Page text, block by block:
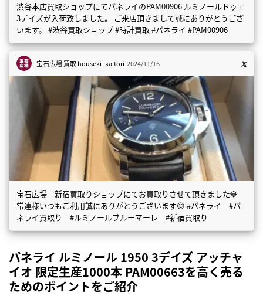
渋谷本店買取ショップにてパネライのPAM00906 ルミノールドゥエ
3デイズが入荷致しました。 ご来店頂きまして誠にありがとうござ
います。 #渋谷買取ショップ #時計買取 #パネライ #PAM00906
宝石広場 買取houseki_kaitori 2024/11/16
宝石広場 新宿買取りショップにてお買取りさせて頂きました💎
常連様いつもご利用誠にありがとうございます😊 #パネライ #パ
ネライ買取り #ルミノールブルーマーレ #新宿買取り
パネライ ルミノール 1950 3デイズ アッチャ
イオ 限定生産1000本 PAM00663を高く売る
ためのポイントをご紹介